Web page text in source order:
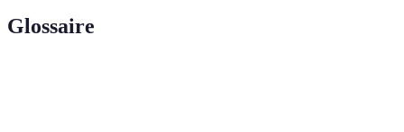
Glossaire